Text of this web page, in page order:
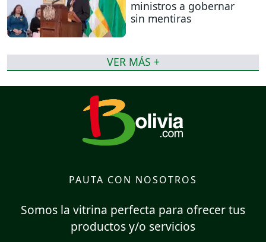
ministros a gobernar
sin mentiras
VER MÁS +
PAUTA CON NOSOTROS
Somos la vitrina perfecta para ofrecer tus
productos y/o servicios